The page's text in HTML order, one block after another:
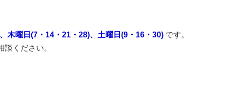
木曜日(7・14・21・28)、土曜日(9・16・30) です。
ください。